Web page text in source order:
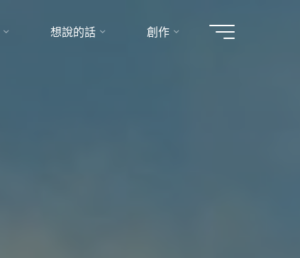
想說的話 創作